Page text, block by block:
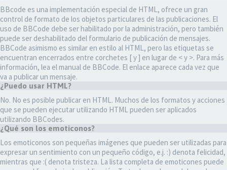
BBcode es una implementación especial de HTML, ofrece un gran
control de formato de los objetos particulares de las publicaciones. El
uso de BBCode debe ser habilitado por la administración, pero también
puede ser deshabilitado del formulario de publicación de mensajes.
BBCode asimismo es similar en estilo al HTML, pero las etiquetas se
encuentran encerrados entre corchetes [ y ] en lugar de < y >. Para más
información, lea el manual de BBCode. El enlace aparece cada vez que
va a publicar un mensaje.
¿Puedo usar HTML?
No. No es posible publicar en HTML. Muchos de los formatos y acciones
que se pueden ejecutar utilizando HTML pueden ser aplicados
utilizando BBCodes.
¿Qué son los emoticonos?
Los emoticonos son pequeñas imágenes que pueden ser utilizadas para
expresar un sentimiento con un pequeño código, e.j. :) denota felicidad,
mientras que :( denota tristeza. La lista completa de emoticones puede